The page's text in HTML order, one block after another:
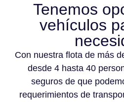
Tenemos
vehículos
Con nuestra flota de más
desde 4 hasta 40
seguros de que
requerimientos de